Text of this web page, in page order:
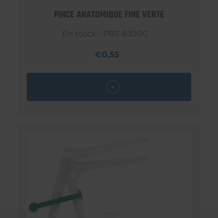
PINCE ANATOMIQUE FINE VERTE
En stock - PBS-8300G
€0,55